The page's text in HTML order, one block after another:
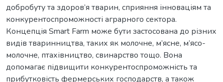
добробуту та здоров’я тварин, сприяння інноваціям та
конкурентоспроможності аграрного сектора.
Концепція Smart Farm може бути застосована до різних
видів тваринництва, таких як молочне, м’ясне, м’ясо-
молочне, птахівництво, свинарство тощо. Вона
допомагає підвищити конкурентоспроможність та
прибутковість фермерських господарств, а також